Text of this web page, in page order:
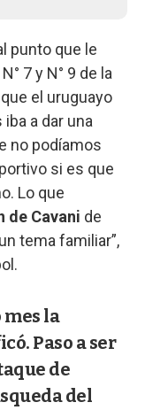
punto que le
7 y N° 9 de la
el uruguayo
a dar una
no podíamos
si es que
Lo que
de Cavani de
tema familiar”,
la
Paso a ser
de
del